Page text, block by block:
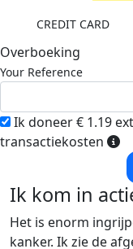
CREDIT CARD
Overboeking
Your Reference
Ik doneer € 1.19
transactiekosten
Ik kom in
Het is enorm
kanker. Ik zie de